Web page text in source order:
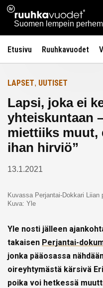
Siirry
sisältöön
Ruuhkavuodet.fi
Suomen lempein
Etusivu Ruuhkavuodet
Etusivulle
LAPSET, UUTISET
Lapsi, joka ei
yhteiskuntaan
miettiiks muut,
ihan hirviö”
13.1.2021
Kuvassa Perjantai-Dokkari Liian
Kuva: Yle
Yle nosti jälleen
takaisen Perjantai-
jonka pääosassa
oireyhtymästä kärsivä
poika voi hetkessä